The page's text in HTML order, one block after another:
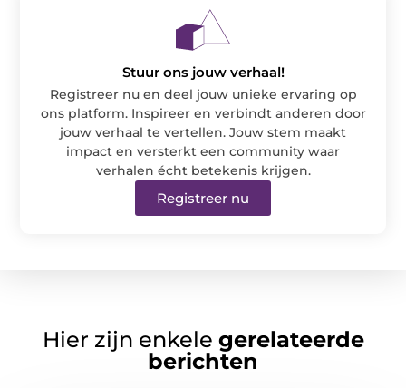
Stuur ons jouw verhaal!
Registreer nu en deel jouw unieke ervaring op
ons platform. Inspireer en verbindt anderen door
jouw verhaal te vertellen. Jouw stem maakt
impact en versterkt een community waar
verhalen écht betekenis krijgen.
Registreer nu
Hier zijn enkele gerelateerde
berichten